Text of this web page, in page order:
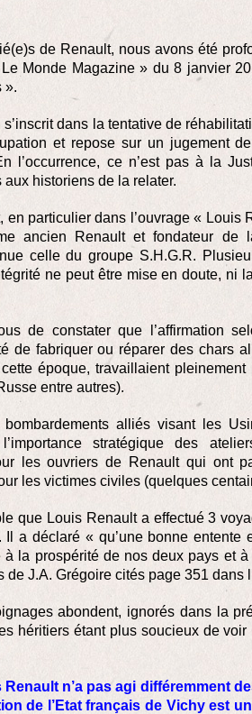
de Renault, nous avons été
Monde Magazine » du 8 janvier
».
s’inscrit dans la tentative de
et repose sur un jugement
l’occurrence, ce n’est pas à la
aux historiens de la relater.
en particulier dans l’ouvrage « Louis
ancien Renault et fondateur de
celle du groupe S.H.G.R.
ne peut être mise en doute, ni
de constater que l’affirmation
de fabriquer ou réparer des chars
époque, travaillaient pleinement
entre autres).
bombardements alliés visant les
stratégique des
les ouvriers de Renault qui ont
les victimes civiles (quelques
que Louis Renault a effectué 3
Il a déclaré « qu’une bonne entente
à la prospérité de nos deux pays et à
de J.A. Grégoire cités page 351 dans
abondent, ignorés dans la
héritiers étant plus soucieux de
n’a pas agi différemment
de l’Etat français de Vichy est